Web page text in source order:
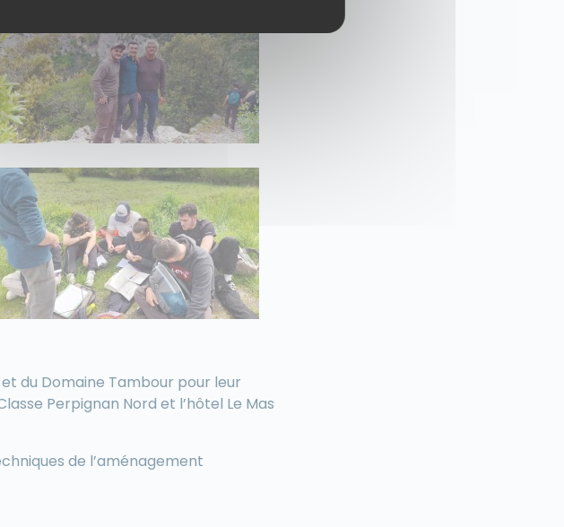
et du Domaine Tambour pour leur
Perpignan Nord et l’hôtel Le Mas
de l’aménagement